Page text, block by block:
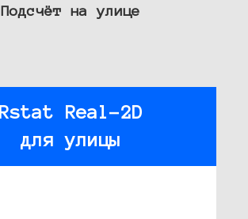
Подсчёт на улице
Rstat Real-2D
для улицы